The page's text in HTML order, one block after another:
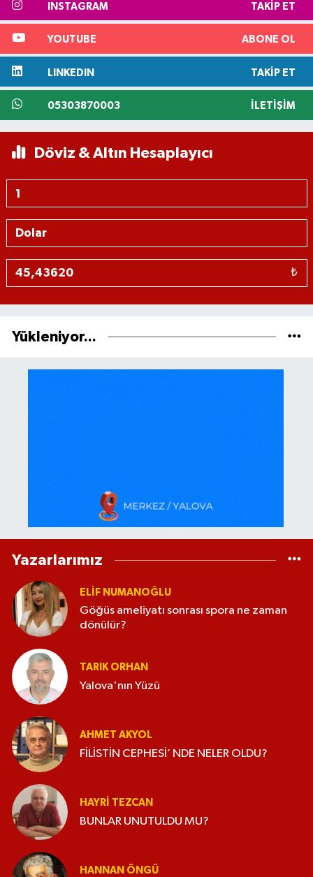
INSTAGRAM TAKIP ET
YOUTUBE ABONE OL
LINKEDIN TAKIP ET
05303870003 İLETIŞIM
Döviz & Altın Hesaplayıcı
₺
Yükleniyor...
Yazarlarımız
ELİF NUMANOĞLU
Göğüs ameliyatı sonrası spora ne zaman
dönülür?
TARIK ORHAN
Yalova'nın Yüzü
AHMET AKYOL
FİLİSTİN CEPHESİ’ NDE NELER OLDU?
HAYRI TEZCAN
BUNLAR UNUTULDU MU?
HANNAN ÖNGÜ